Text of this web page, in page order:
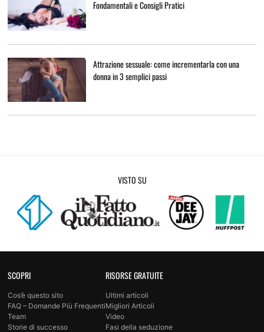
Fondamentali e Consigli Pratici
Attrazione sessuale: come incrementarla con una
donna in 3 semplici passi
VISTO SU
SCOPRI
Cos’è questo sito
FAQ – Domande Più Frequenti
Team
Storie di successo
RISORSE GRATUITE
Ultimi articoli
Migliori Articoli
Video
Fasi della seduzione